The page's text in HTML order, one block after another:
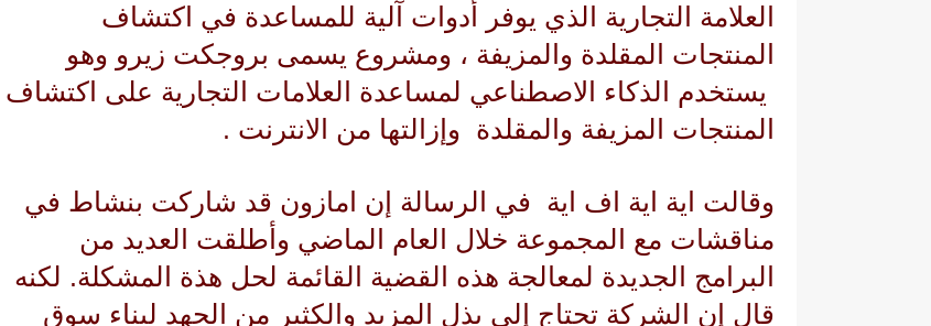
العلامة التجارية الذي يوفر أدوات آلية للمساعدة في اكتشاف
المنتجات المقلدة والمزيفة ، ومشروع يسمى بروجكت زيرو وهو
يستخدم الذكاء الاصطناعي لمساعدة العلامات التجارية على اكتشاف
المنتجات المزيفة والمقلدة وإزالتها من الانترنت .
وقالت اية اية اف اية في الرسالة إن امازون قد شاركت بنشاط في
مناقشات مع المجموعة خلال العام الماضي وأطلقت العديد من
البرامج الجديدة لمعالجة هذه القضية القائمة لحل هذة المشكلة. لكنه
قال إن الشركة تحتاج إلى بذل المزيد والكثير من الجهد لبناء سوق